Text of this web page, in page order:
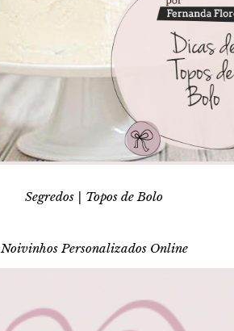
Segredos | Topos de Bolo
Noivinhos Personalizados Online